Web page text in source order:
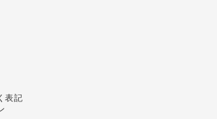
表記